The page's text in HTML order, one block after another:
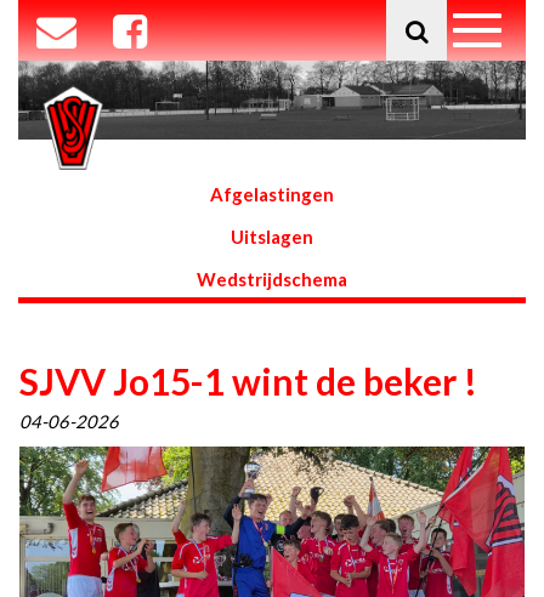
Afgelastingen
Uitslagen
Wedstrijdschema
SJVV Jo15-1 wint de beker !
04-06-2026